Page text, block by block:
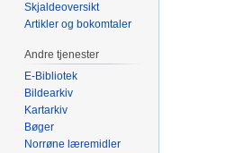
Skjaldeoversikt
Artikler og bokomtaler
Andre tjenester
E-Bibliotek
Bildearkiv
Kartarkiv
Bøger
Norrøne læremidler